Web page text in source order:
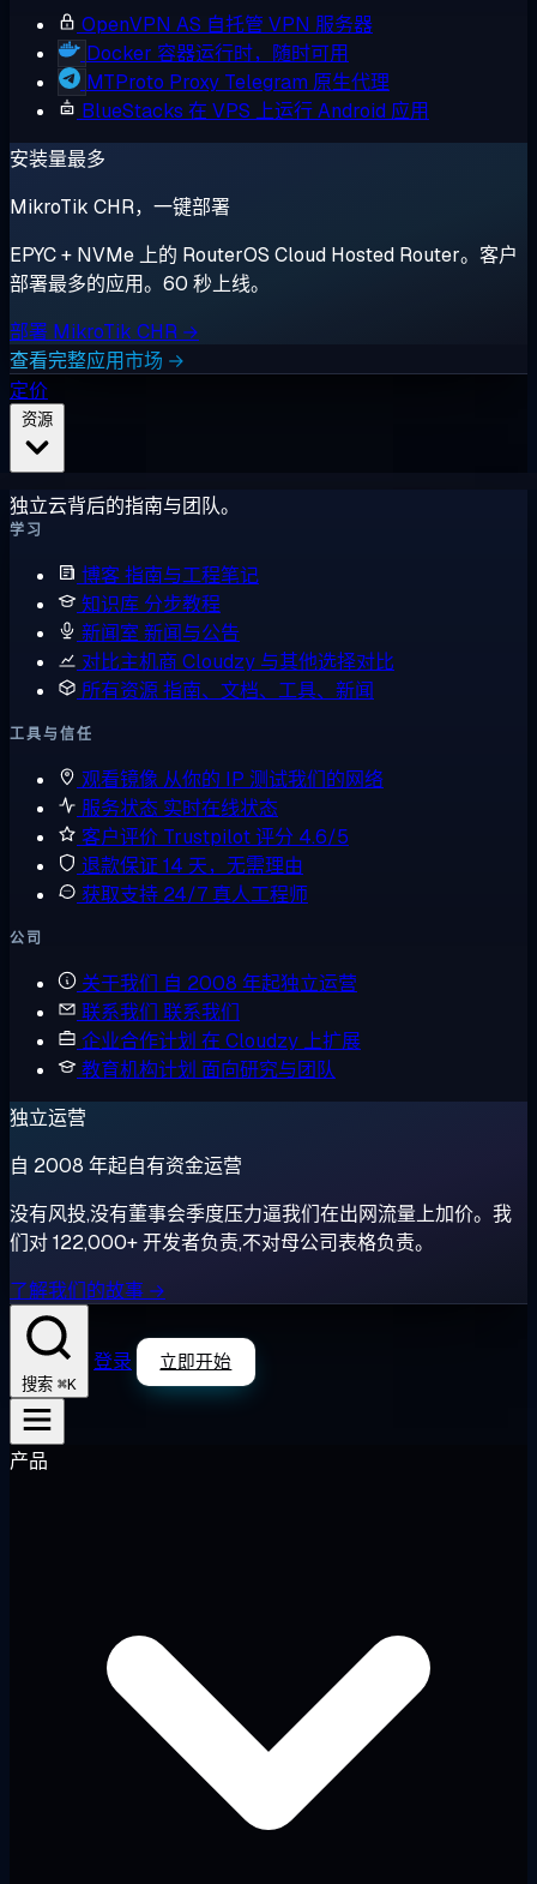
OpenVPN AS 自托管 VPN 服务器
Docker 容器运行时，随时可用
MTProto Proxy Telegram 原生代理
BlueStacks 在 VPS 上运行 Android 应用
安装量最多
MikroTik CHR，一键部署
EPYC + NVMe 上的 RouterOS Cloud Hosted Router。客户
部署最多的应用。60 秒上线。
部署 MikroTik CHR →
查看完整应用市场 →
定价
独立云背后的指南与团队。
学习
博客指南与工程笔记
知识库 分步教程
新闻室 新闻与公告
对比主机商 Cloudzy 与其他选择对比
所有资源指南、文档、工具、新闻
工具与信任
观看镜像 从你的 IP 测试我们的网络
服务状态 实时在线状态
客户评价 Trustpilot 评分 4.6/5
退款保证 14 天，无需理由
获取支持 24/7 真人工程师
公司
关于我们 自 2008 年起独立运营
联系我们 联系我们
企业合作计划 在 Cloudzy 上扩展
教育机构计划 面向研究与团队
独立运营
自 2008 年起自有资金运营
没有风投,没有董事会季度压力逼我们在出网流量上加价。我
们对 122,000+ 开发者负责,不对母公司表格负责。
了解我们的故事 →
搜索 ⌘K
登录 立即开始
产品